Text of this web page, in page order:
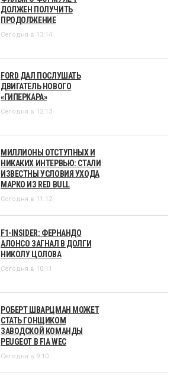
ДОЛЖЕН ПОЛУЧИТЬ
ПРОДОЛЖЕНИЕ
Сегодня в 13:14
FORD ДАЛ ПОСЛУШАТЬ
ДВИГАТЕЛЬ НОВОГО
«ГИПЕРКАРА»
Сегодня в 12:13
МИЛЛИОНЫ ОТСТУПНЫХ И
НИКАКИХ ИНТЕРВЬЮ: СТАЛИ
ИЗВЕСТНЫ УСЛОВИЯ УХОДА
МАРКО ИЗ RED BULL
Сегодня в 11:12
F1-INSIDER: ФЕРНАНДО
АЛОНСО ЗАГНАЛ В ДОЛГИ
НИКОЛУ ЦОЛОВА
Сегодня в 10:11
РОБЕРТ ШВАРЦМАН МОЖЕТ
СТАТЬ ГОНЩИКОМ
ЗАВОДСКОЙ КОМАНДЫ
PEUGEOT В FIA WEC
Сегодня в 9:10